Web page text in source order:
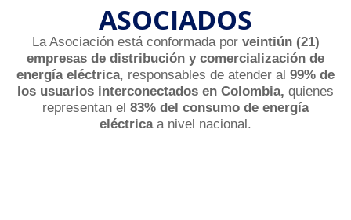
ASOCIADOS
La Asociación está conformada por veintiún (21)
empresas de distribución y comercialización de
energía eléctrica, responsables de atender al 99% de
los usuarios interconectados en Colombia, quienes
representan el 83% del consumo de energía
eléctricaa nivel nacional.